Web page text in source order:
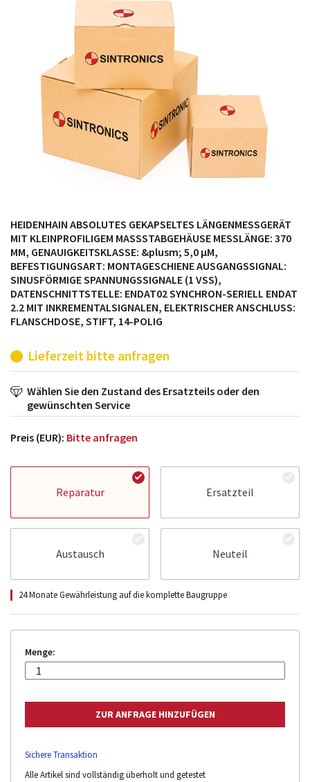
möglich. SINTRONICS ist dann ihr Partner, der
entweder die alten Baugruppen technisch hochwertig
repariert oder ihnen die abgekündigten Baugruppen
aus dem eigenen Lager ersetzt.
HEIDENHAIN ABSOLUTES GEKAPSELTES LÄNGENMESSGERÄT
MIT KLEINPROFILIGEM MASSSTABGEHÄUSE MESSLÄNGE: 370
MM, GENAUIGKEITSKLASSE: &plusm; 5,0 µM,
BEFESTIGUNGSART: MONTAGESCHIENE AUSGANGSSIGNAL:
SINUSFÖRMIGE SPANNUNGSSIGNALE (1 VSS),
DATENSCHNITTSTELLE: ENDAT02 SYNCHRON-SERIELL ENDAT
2.2 MIT INKREMENTALSIGNALEN, ELEKTRISCHER ANSCHLUSS:
FLANSCHDOSE, STIFT, 14-POLIG
Lieferzeit bitte anfragen
Wählen Sie den Zustand des Ersatzteils oder den
gewünschten Service
Preis (EUR): Bitte anfragen
Reparatur Ersatzteil
Austausch Neuteil
24 Monate Gewährleistung auf die komplette Baugruppe
Menge:
Sichere Transaktion
Alle Artikel sind vollständig überholt und getestet